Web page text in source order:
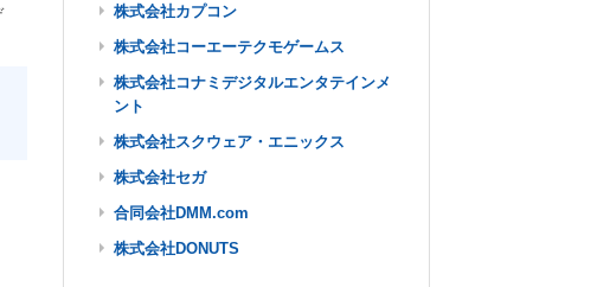
株式会社カプコン
株式会社コーエーテクモゲームス
株式会社コナミデジタルエンタテインメ
ント
株式会社スクウェア・エニックス
株式会社セガ
合同会社DMM.com
株式会社DONUTS